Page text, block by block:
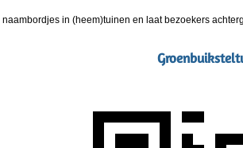
in (heem)tuinen en laat bezoekers